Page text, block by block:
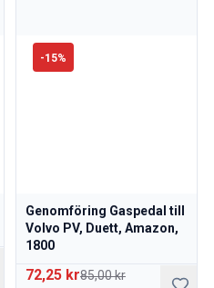
-15%
Genomföring Gaspedal till
Volvo PV, Duett, Amazon,
1800
72,25 kr85,00 kr